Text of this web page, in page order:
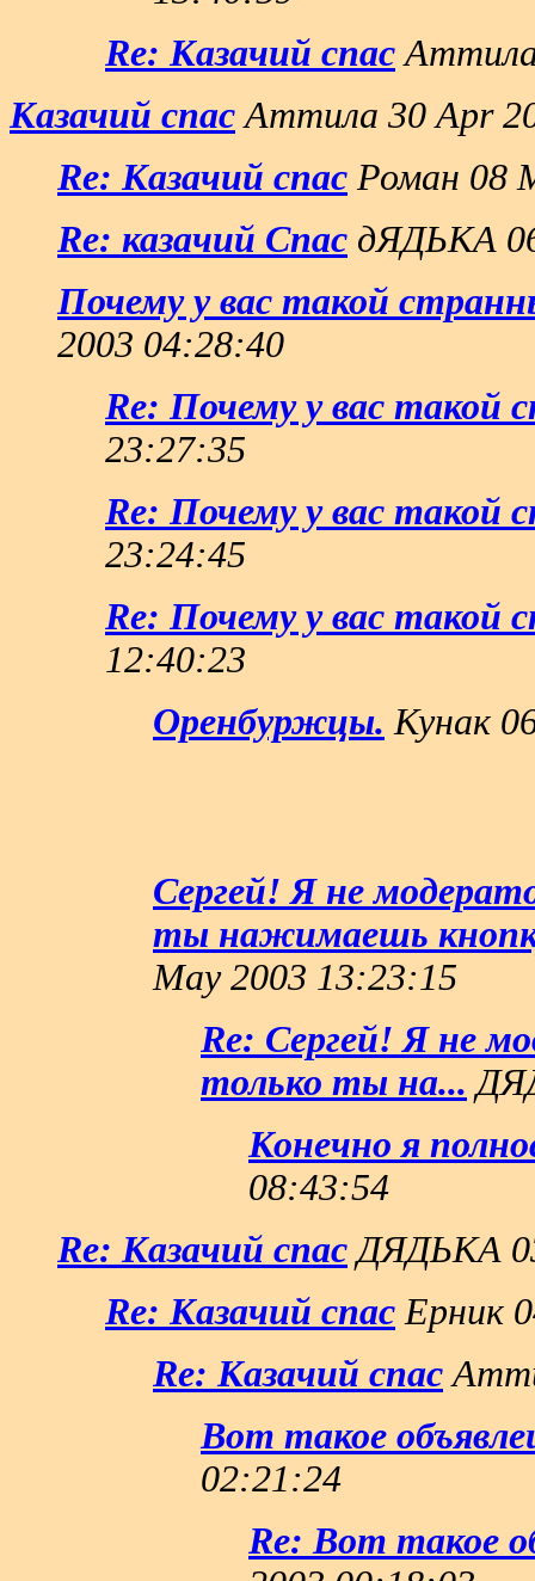
Re: Казачий спас
Казачий спас Аттила 30 Apr
Re: Казачий спас Роман 08
Re: казачий Спас дЯДЬКА
Почему у вас такой
2003 04:28:40
Re: Почему у вас такой
23:27:35
Re: Почему у вас такой
23:24:45
Re: Почему у вас такой
12:40:23
Оренбуржцы. Кунак
Сергей! Я не
ты нажимаешь
May 2003 13:23:15
Re: Сергей! Я не
только ты на...
Конечно я
08:43:54
Re: Казачий спас ДЯДЬКА
Re: Казачий спас Ерник
Re: Казачий спас
Вот такое
02:21:24
Re: Вот такое